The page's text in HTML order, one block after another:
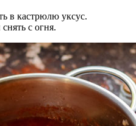
в кастрюлю уксус.
с огня.